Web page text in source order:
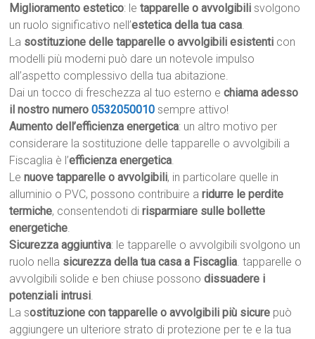
Miglioramento estetico: letapparelle o avvolgibili svolgono
un ruolo significativo nell’estetica della tua casa.
La sostituzione delle tapparelle o avvolgibili esistenti con
modelli più moderni può dare un notevole impulso
all’aspetto complessivo della tua abitazione.
Dai un tocco di freschezza al tuo esterno echiama adesso
il nostro numero0532050010 sempre attivo!
Aumento dell’efficienza energetica: un altro motivo per
considerare la sostituzione delle tapparelle o avvolgibili a
Fiscaglia è l’efficienza energetica.
Lenuove tapparelle o avvolgibili, in particolare quelle in
alluminio o PVC, possono contribuire aridurre le perdite
termiche, consentendoti dirisparmiare sulle bollette
energetiche.
Sicurezza aggiuntiva: le tapparelle o avvolgibili svolgono un
ruolo nella sicurezza della tua casa a Fiscaglia. tapparelle o
avvolgibili solide e ben chiuse possonodissuadere i
potenziali intrusi.
La sostituzione con tapparelle o avvolgibili più sicure può
aggiungere un ulteriore strato di protezione per te e la tua